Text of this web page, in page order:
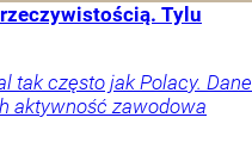
Tylu
tak często jak Polacy. Dane
aktywność zawodowa